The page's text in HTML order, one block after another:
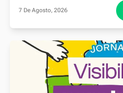
7 De Agosto, 2026